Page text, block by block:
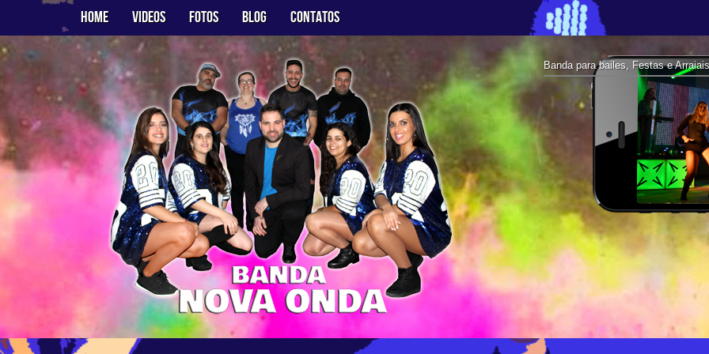
Home Videos Fotos Blog Contatos
Banda para bailes, Festas e Arraiais